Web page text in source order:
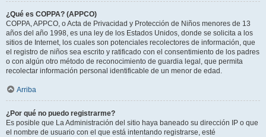
¿Qué es COPPA? (APPCO)
COPPA, APPCO, o Acta de Privacidad y Protección de Niños menores de 13
años del año 1998, es una ley de los Estados Unidos, donde se solicita a los
sitios de Internet, los cuales son potenciales recolectores de información, que
el registro de niños sea escrito y ratificado con el consentimiento de los padres
o con algún otro método de reconocimiento de guardia legal, que permita
recolectar información personal identificable de un menor de edad.
Arriba
¿Por qué no puedo registrarme?
Es posible que La Administración del sitio haya baneado su dirección IP o que
el nombre de usuario con el que está intentando registrarse, esté